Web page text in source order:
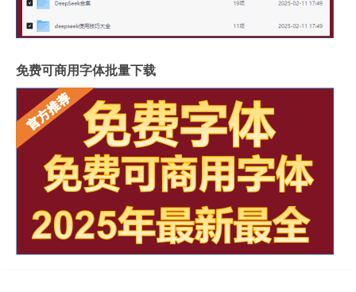
免费可商用字体批量下载